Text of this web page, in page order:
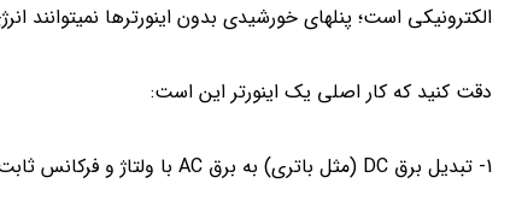
الکترونیکی است؛ پنل­های خورشیدی بدون اینورتر­ها نمی­توانند
دقت کنید که کار اصلی یک اینورتر این است:
1- تبدیل برق DC (مثل باتری) به برق AC با ولتاژ و فرکانس ثابت (معمولاً ۵۰ یا ۶۰ هرتز).